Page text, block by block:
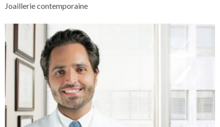
Joaillerie contemporaine